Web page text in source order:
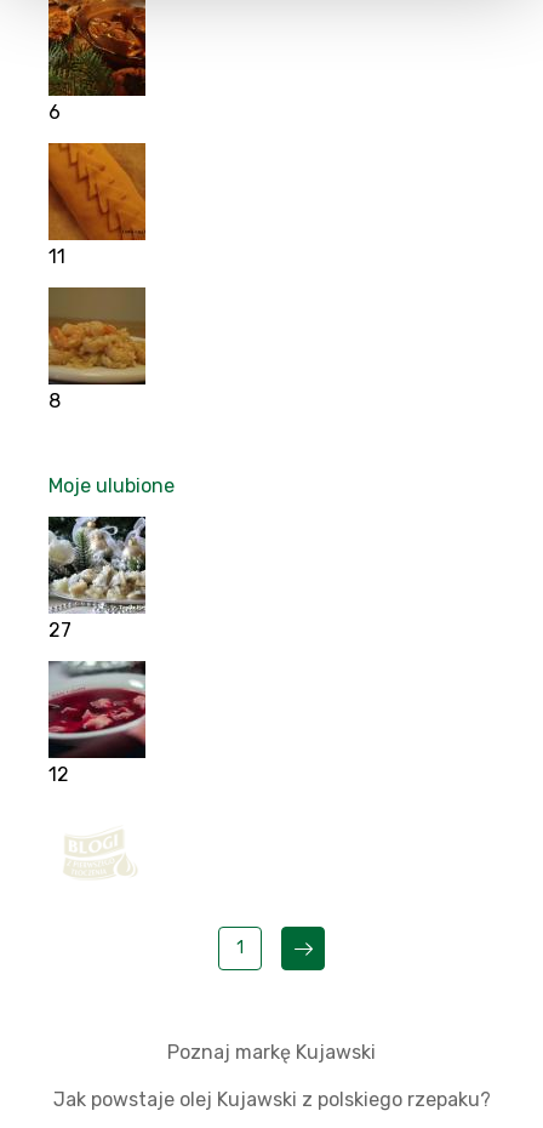
6
11
8
Moje ulubione
27
12
1
Poznaj markę Kujawski
Jak powstaje olej Kujawski z polskiego rzepaku?